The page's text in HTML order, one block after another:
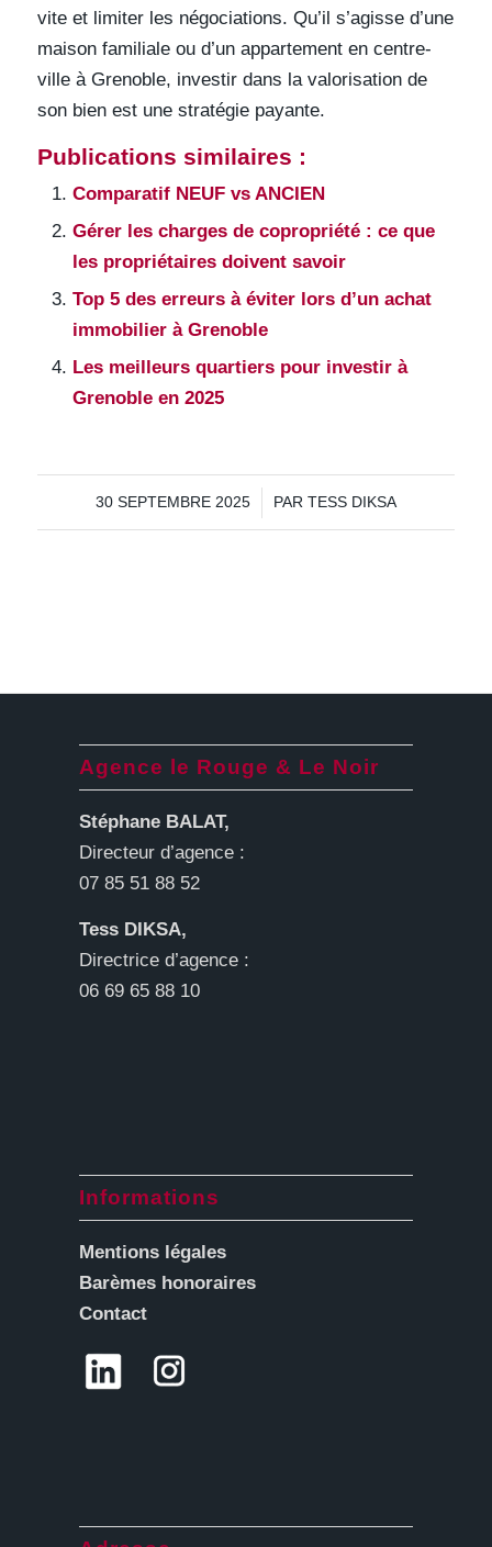
vite et limiter les négociations. Qu’il s’agisse d’une
maison familiale ou d’un appartement en centre-
ville à Grenoble, investir dans la valorisation de
son bien est une stratégie payante.
Publications similaires :
Comparatif NEUF vs ANCIEN
Gérer les charges de copropriété : ce que
les propriétaires doivent savoir
Top 5 des erreurs à éviter lors d’un achat
immobilier à Grenoble
Les meilleurs quartiers pour investir à
Grenoble en 2025
30 SEPTEMBRE 2025
/ PAR TESS DIKSA
Agence le Rouge & Le Noir
Stéphane BALAT,
Directeur d’agence :
07 85 51 88 52
Tess DIKSA,
Directrice d’agence :
06 69 65 88 10
Informations
Mentions légales
Barèmes honoraires
Contact